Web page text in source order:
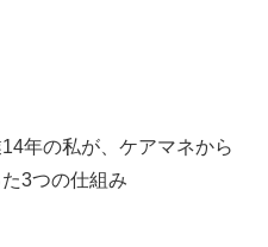
年の私が、ケアマネから
3つの仕組み